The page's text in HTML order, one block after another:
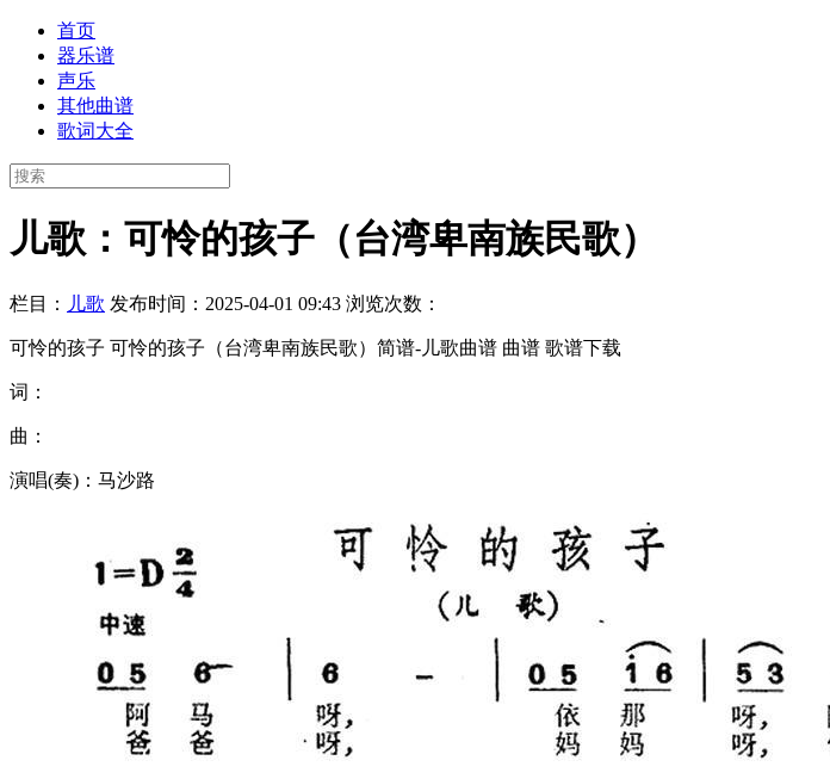
首页
器乐谱
声乐
其他曲谱
歌词大全
儿歌：可怜的孩子（台湾卑南族民歌）
栏目： 儿歌 发布时间：2025-04-01 09:43 浏览次数：
可怜的孩子 可怜的孩子（台湾卑南族民歌）简谱-儿歌曲谱 曲谱 歌谱下载
词：
曲：
演唱(奏)：马沙路